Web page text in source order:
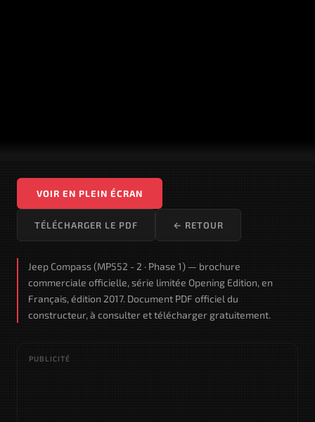
VOIR EN PLEIN ÉCRAN
TÉLÉCHARGER LE PDF ← RETOUR
Jeep Compass (MP552 - 2 · Phase 1) — brochure
commerciale officielle, série limitée Opening Edition, en
Français, édition 2017. Document PDF officiel du
constructeur, à consulter et télécharger gratuitement.
PUBLICITÉ